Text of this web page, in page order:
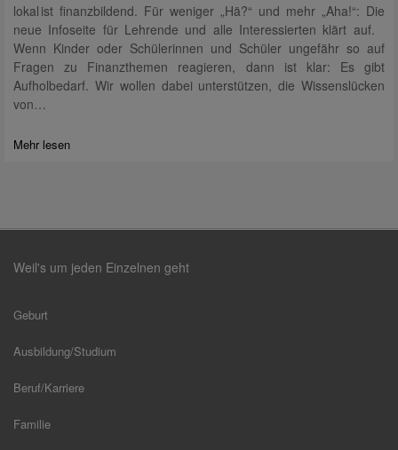
lokal ist finanzbildend. Für weniger „Hä?“ und mehr „Aha!“: Die
neue Infoseite für Lehrende und alle Interessierten klärt auf.
Wenn Kinder oder Schülerinnen und Schüler ungefähr so auf
Fragen zu Finanzthemen reagieren, dann ist klar: Es gibt
Aufholbedarf. Wir wollen dabei unterstützen, die Wissenslücken
von…
Mehr lesen
Weil's um jeden Einzelnen geht
Geburt
Ausbildung/Studium
Beruf/Karriere
Familie